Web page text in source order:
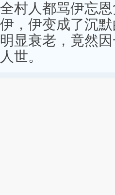
全村人都骂伊忘
伊，伊变成了沉
明显衰老，竟然
人世。